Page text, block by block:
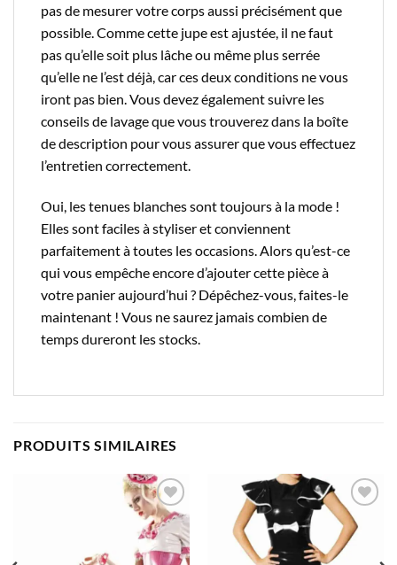
pas de mesurer votre corps aussi précisément que
possible. Comme cette jupe est ajustée, il ne faut
pas qu’elle soit plus lâche ou même plus serrée
qu’elle ne l’est déjà, car ces deux conditions ne vous
iront pas bien. Vous devez également suivre les
conseils de lavage que vous trouverez dans la boîte
de description pour vous assurer que vous effectuez
l’entretien correctement.
Oui, les tenues blanches sont toujours à la mode !
Elles sont faciles à styliser et conviennent
parfaitement à toutes les occasions. Alors qu’est-ce
qui vous empêche encore d’ajouter cette pièce à
votre panier aujourd’hui ? Dépêchez-vous, faites-le
maintenant ! Vous ne saurez jamais combien de
temps dureront les stocks.
PRODUITS SIMILAIRES
Ajouter
à la liste
d’envies
Ajouter
à la liste
d’envies